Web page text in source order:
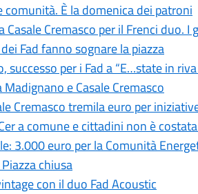
comunità. È la domenica dei patroni
Casale Cremasco per il Frenci duo.
Fad fanno sognare la piazza
successo per i Fad a “E…state in
e Casale Cremasco
Cremasco tremila euro per
a comune e cittadini non è
3.000 euro per la Comunità
chiusa
con il duo Fad Acoustic